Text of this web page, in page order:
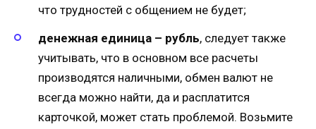
что трудностей с общением не будет;
денежная единица – рубль, следует также
учитывать, что в основном все расчеты
производятся наличными, обмен валют не
всегда можно найти, да и расплатится
карточкой, может стать проблемой. Возьмите